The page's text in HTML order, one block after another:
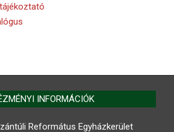
INFORMÁCIÓK
Református Egyházkerület